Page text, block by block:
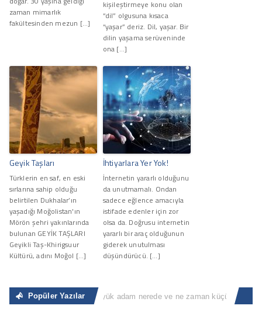
zaman mimarlık
fakültesinden mezun […]
kişileştirmeye konu olan
“dil” olgusuna kısaca
“yaşar” deriz. Dil, yaşar. Bir
dilin yaşama serüveninde
ona […]
Geyik Taşları
Türklerin en saf, en eski
sırlarına sahip olduğu
belirtilen Dukhalar’ın
yaşadığı Moğolistan'ın
Mörön şehri yakınlarında
bulunan GEYİK TAŞLARI
Geyikli Taş-Khirigsuur
Kültürü, adını Moğol […]
İhtiyarlara Yer Yok!
İnternetin yararlı olduğunu
da unutmamalı. Ondan
sadece eğlence amacıyla
istifade edenler için zor
olsa da. Doğrusu internetin
yararlı bir araç olduğunun
giderek unutulması
düşündürücü. […]
Popüler Yazılar
Sıradan İnsan “Büyük adam nerede ve ne zaman küçük adam